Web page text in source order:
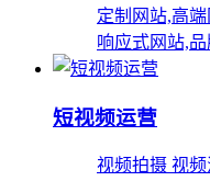
定制网站,高
响应式网站,
短视频运营
视频拍摄 视